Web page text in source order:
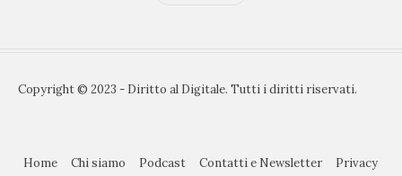
Copyright © 2023 - Diritto al Digitale. Tutti i diritti riservati.
Home Chi siamo Podcast Contatti e Newsletter
Privacy